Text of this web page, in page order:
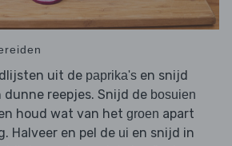
uit de paprika's en snijd
dunne reepjes. Snijd de bosuien
houd wat van het groen apart
Halveer en pel de ui en snijd in